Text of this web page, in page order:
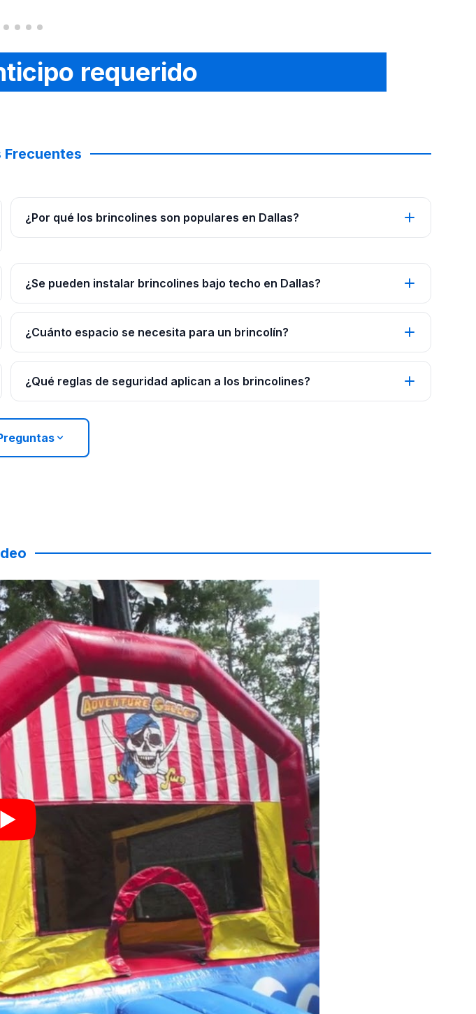
requerido
Frecuentes
¿Por qué los brincolines son populares en Dallas?
¿Se pueden instalar brincolines bajo techo en Dallas?
¿Cuánto espacio se necesita para un brincolín?
¿Qué reglas de seguridad aplican a los brincolines?